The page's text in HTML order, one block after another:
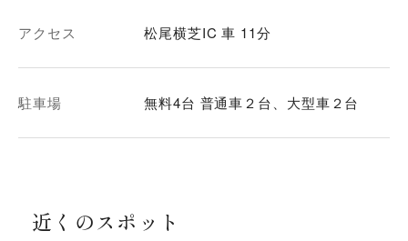
アクセス 松尾横芝IC 車 11分
駐車場 無料4台 普通車２台、大型車２台
近くのスポット